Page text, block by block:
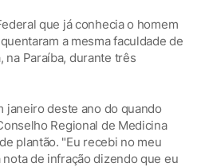
que já conhecia o homem
a mesma faculdade de
na Paraíba, durante três
janeiro deste ano do quando
Regional de Medicina
plantão. "Eu recebi no meu
de infração dizendo que eu